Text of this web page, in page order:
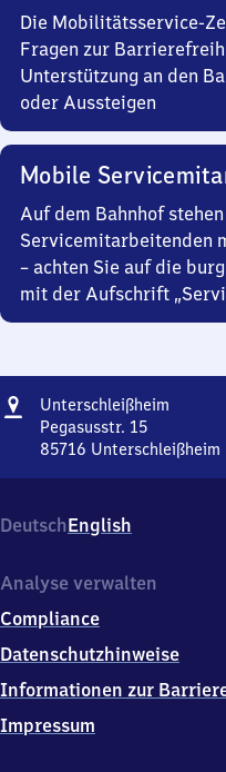
Die Mobilitätsservice-
Fragen zur
Unterstützung an den
oder Aussteigen
Mobile
Auf dem Bahnhof
Servicemitarbeitenden
– achten Sie auf die
mit der Aufschrift
Adresse
Unterschleißheim
Pegasusstr. 15
85716 Unterschleißheim
15,
8
7
6
Unterschleißheim
DeutschEnglish
Analyse verwalten
Compliance
Datenschutzhinweise
Informationen zur
Impressum